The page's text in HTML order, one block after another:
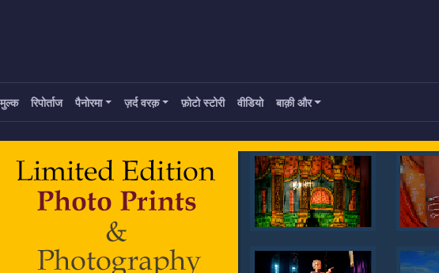
रिपोर्ताज पैनोरमा ज़र्द वरक़ फ़ोटो स्टोरी वीडियो बाक़ी और